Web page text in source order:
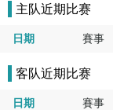
主队近期比赛
日期 賽事
客队近期比赛
日期 賽事